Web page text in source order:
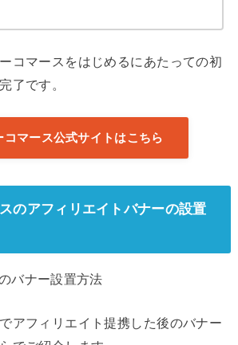
コマースをはじめるにあたっての初
了です。
コマース公式サイトはこちら
のアフィリエイトバナーの設置
アフィリエイト提携した後のバナー